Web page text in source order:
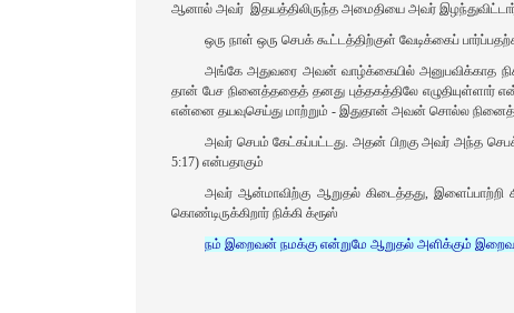
ஆனால் அவர்‌ இதயத்திலிருந்த அமைதியை அவர்
ஒரு நாள் ஒரு செபக் கூட்டத்திற்குள் வேடிக்கைப்
அங்கே அதுவரை அவன் வாழ்க்கையில் அனுபவிக்காத
தான் பேச நினைத்ததைத் தனது புத்தகத்திலே
என்னை தயவுசெய்து மாற்றும் - இதுதான் அவன் சொல்ல
அவர் செபம் கேட்கப்பட்டது. அதன் பிறகு அவர் அந்த
5:17) என்பதாகும்
அவர் ஆன்மாவிற்கு ஆறுதல் கிடைத்தது,
கொண்டிருக்கிறார் நிக்கி க்ரூஸ்
நம் இறைவன் நமக்கு என்றுமே ஆறுதல் அளிக்கும்